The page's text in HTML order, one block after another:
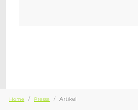
Home Presse Artikel